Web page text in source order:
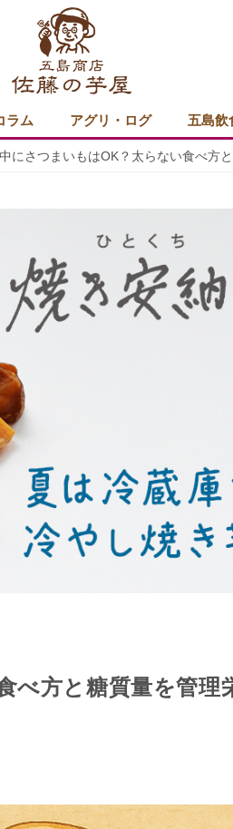
ラム アグリ・ログ 五島飲
にさつまいもはOK？太らない食べ方
べ方と糖質量を管理